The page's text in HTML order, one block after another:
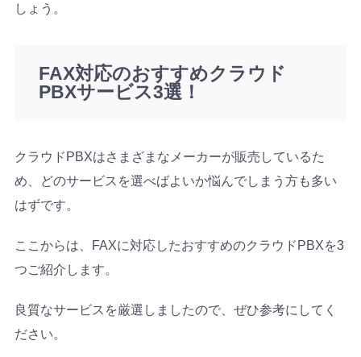
しょう。
FAX対応のおすすめクラウド
PBXサービス3選！
クラウドPBXはさまざまなメーカーが販売しているた
め、どのサービスを選べばよいか悩んでしまう方も多い
はずです。
ここからは、FAXに対応したおすすめのクラウドPBXを3
つご紹介します。
良質なサービスを厳選しましたので、ぜひ参考にしてく
ださい。